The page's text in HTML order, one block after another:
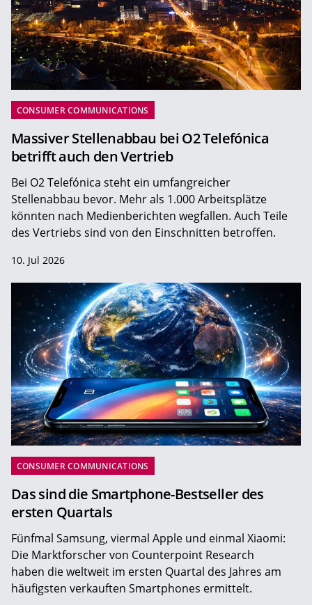
CONSUMER COMMUNICATIONS
Massiver Stellenabbau bei O2 Telefónica
betrifft auch den Vertrieb
Bei O2 Telefónica steht ein umfangreicher
Stellenabbau bevor. Mehr als 1.000 Arbeitsplätze
könnten nach Medienberichten wegfallen. Auch Teile
des Vertriebs sind von den Einschnitten betroffen.
10. Jul 2026
CONSUMER COMMUNICATIONS
Das sind die Smartphone-Bestseller des
ersten Quartals
Fünfmal Samsung, viermal Apple und einmal Xiaomi:
Die Marktforscher von Counterpoint Research
haben die weltweit im ersten Quartal des Jahres am
häufigsten verkauften Smartphones ermittelt.